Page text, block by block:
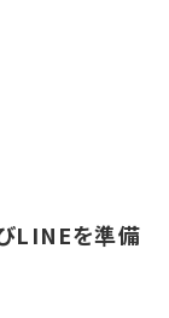
LINEを準備